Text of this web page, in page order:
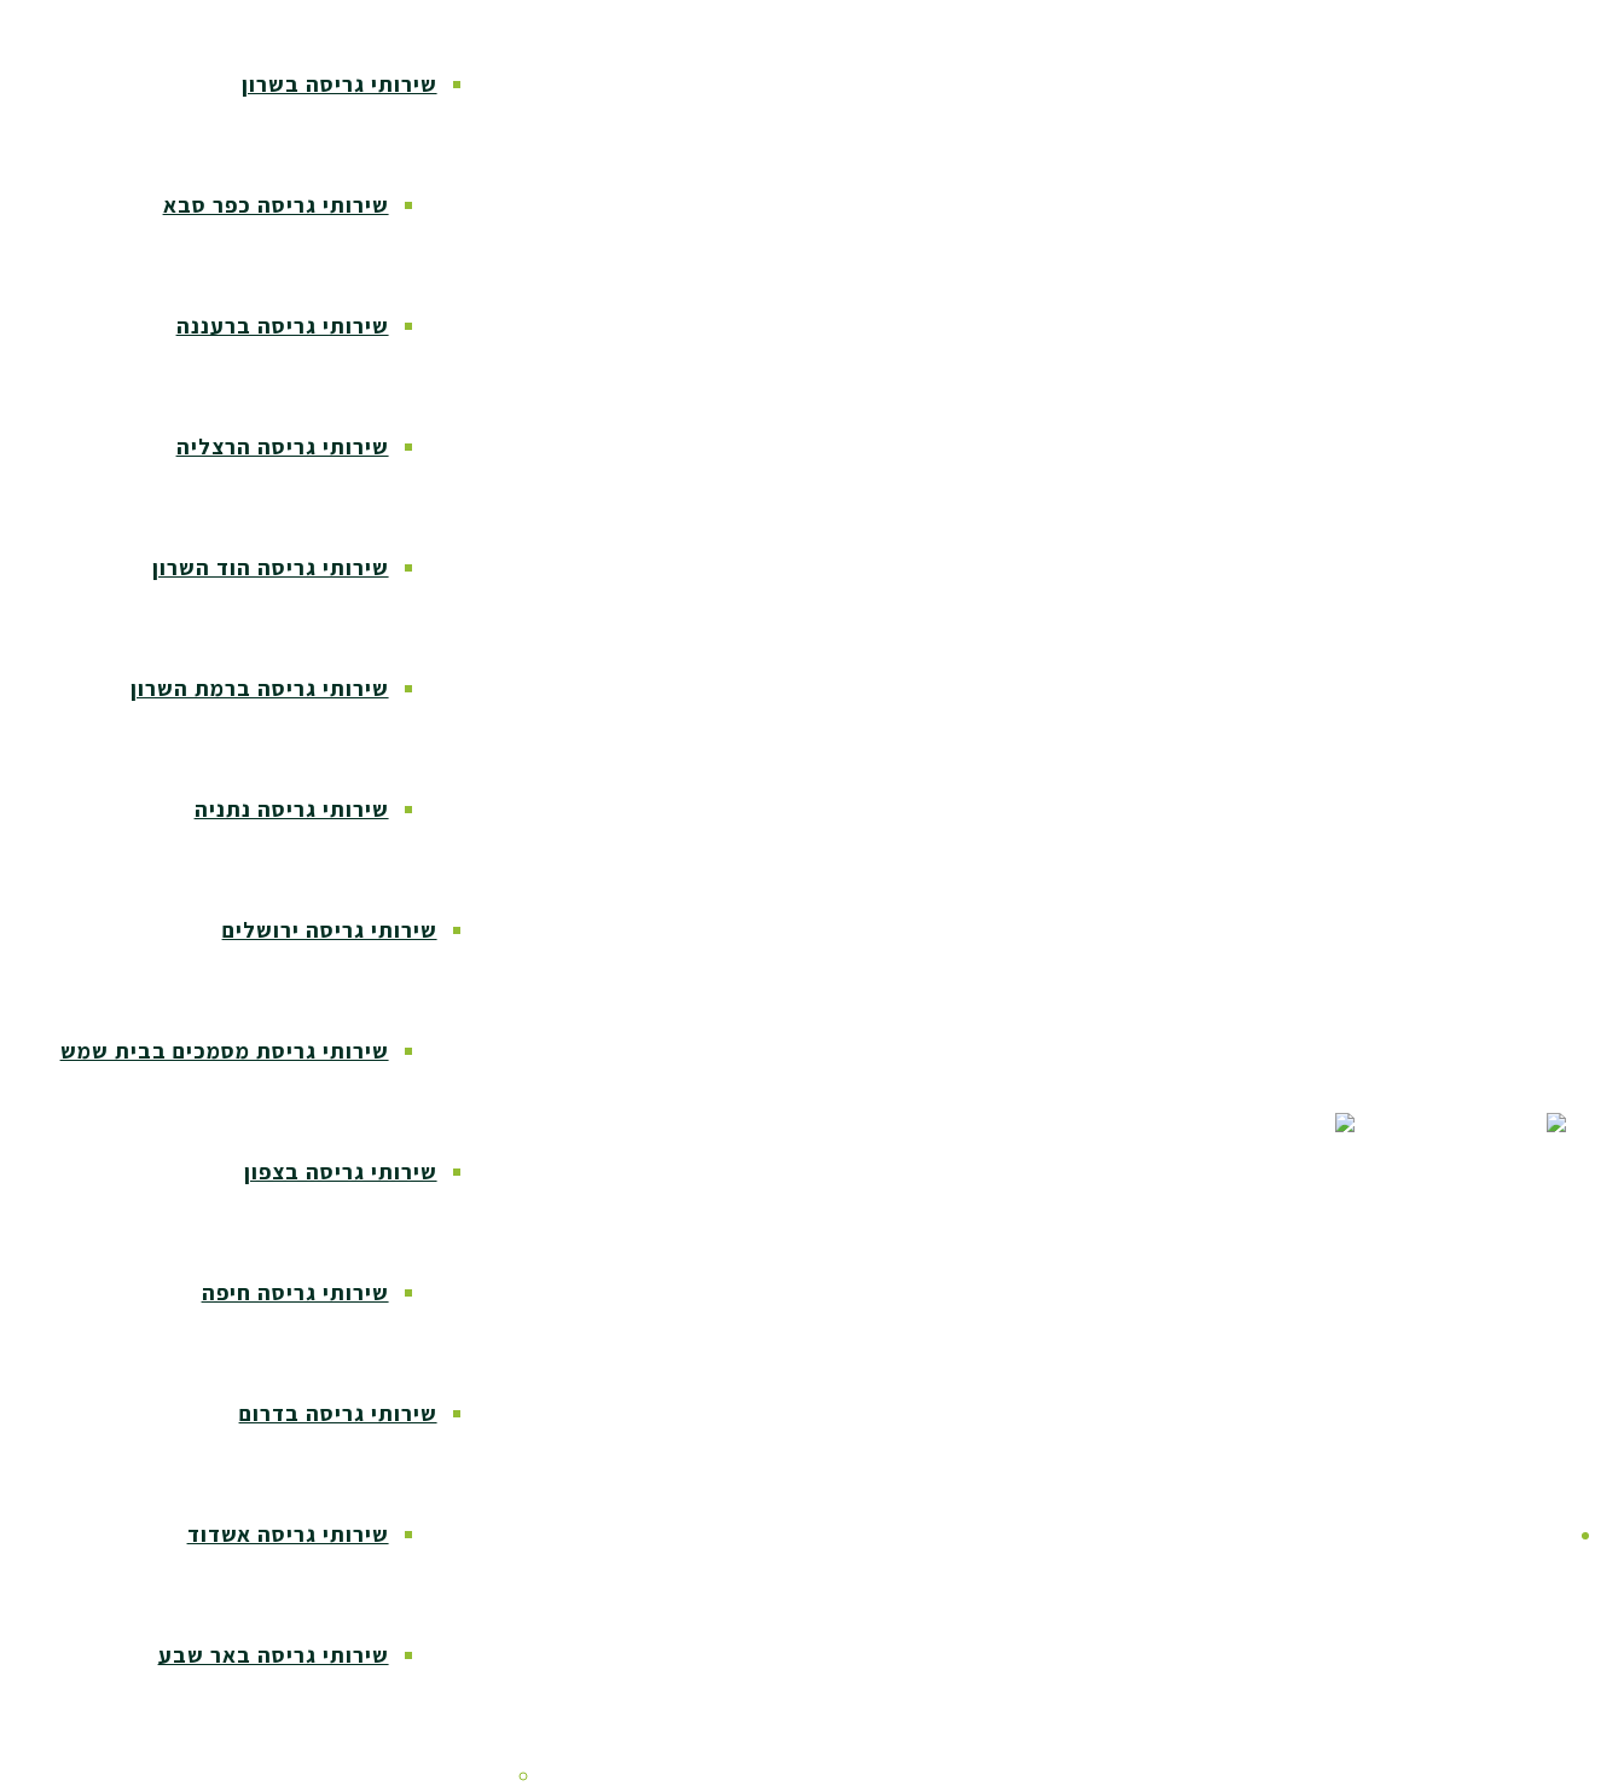
שירותי גריסה בשרון
שירותי גריסה כפר סבא
שירותי גריסה ברעננה
שירותי גריסה הרצליה
שירותי גריסה הוד השרון
שירותי גריסה ברמת השרון
שירותי גריסה נתניה
שירותי גריסה ירושלים
שירותי גריסת מסמכים בבית שמש
שירותי גריסה בצפון
שירותי גריסה חיפה
שירותי גריסה בדרום
שירותי גריסה אשדוד
שירותי גריסה באר שבע